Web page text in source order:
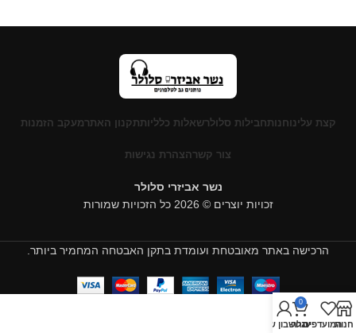
קצת עלינוחנותחבילות סלולרשאלות כלליותתקנון האתרמעקב הזמנות
צור קשרהצהרת נגישות
נשר אביזרי סלולר
זכויות יוצרים © 2026 כל הזכויות שמורות
הרכישה באתר מאובטחת ועומדת בתקן האבטחה המחמיר ביותר.
חנותהמועדפים
0
עגלה
החשבון שלי